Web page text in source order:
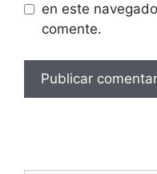
en este
comente.